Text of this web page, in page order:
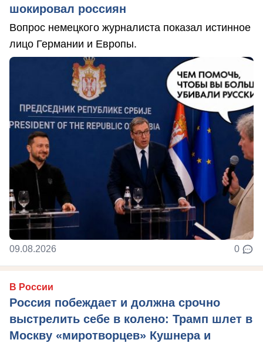
шокировал россиян
Вопрос немецкого журналиста показал истинное
лицо Германии и Европы.
09.08.2026 0
В России
Россия побеждает и должна срочно
выстрелить себе в колено: Трамп шлет в
Москву «миротворцев» Кушнера и